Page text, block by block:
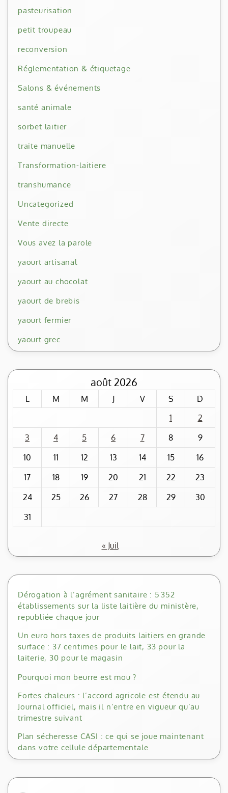
pasteurisation
petit troupeau
reconversion
Réglementation & étiquetage
Salons & événements
santé animale
sorbet laitier
traite manuelle
Transformation-laitiere
transhumance
Uncategorized
Vente directe
Vous avez la parole
yaourt artisanal
yaourt au chocolat
yaourt de brebis
yaourt fermier
yaourt grec
août 2026
L M M J V S
D
1
2
3
4 5 6 7 8
9
10
11 12 13 14 15
16
17
18 19 20 21 22
23
24
25 26 27 28 29
30
31
« Juil
Dérogation à l’agrément sanitaire : 5 352
établissements sur la liste laitière du ministère,
republiée chaque jour
Un euro hors taxes de produits laitiers en grande
surface : 37 centimes pour le lait, 33 pour la
laiterie, 30 pour le magasin
Pourquoi mon beurre est mou ?
Fortes chaleurs : l’accord agricole est étendu au
Journal officiel, mais il n’entre en vigueur qu’au
trimestre suivant
Plan sécheresse CASI : ce qui se joue maintenant
dans votre cellule départementale